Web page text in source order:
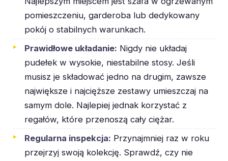
pomieszczeniu, garderoba lub dedykowany
pokój o stabilnych warunkach.
Prawidłowe układanie: Nigdy nie układaj
pudełek w wysokie, niestabilne stosy. Jeśli
musisz je składować jedno na drugim, zawsze
największe i najcięższe zestawy umieszczaj na
samym dole. Najlepiej jednak korzystać z
regałów, które przenoszą cały ciężar.
Regularna inspekcja: Przynajmniej raz w roku
przejrzyj swoją kolekcję. Sprawdź, czy nie